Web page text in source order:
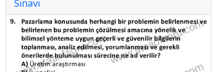
Sınavı